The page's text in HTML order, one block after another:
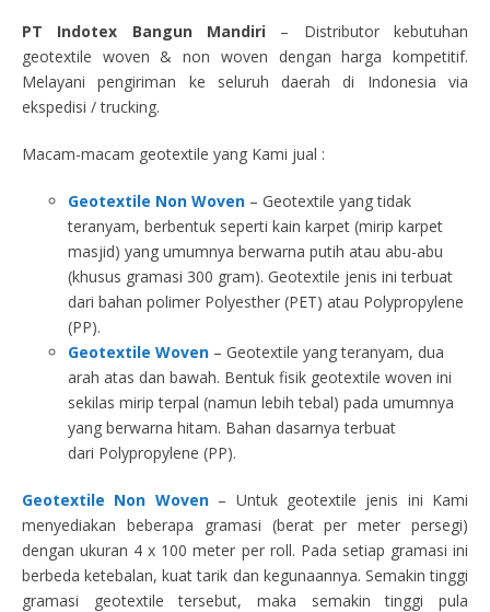
PT Indotex Bangun Mandiri – Distributor kebutuhan
geotextile woven & non woven dengan harga kompetitif.
Melayani pengiriman ke seluruh daerah di Indonesia via
ekspedisi / trucking.
Macam-macam geotextile yang Kami jual :
Geotextile Non Woven – Geotextile yang tidak
teranyam, berbentuk seperti kain karpet (mirip karpet
masjid) yang umumnya berwarna putih atau abu-abu
(khusus gramasi 300 gram). Geotextile jenis ini terbuat
dari bahan polimer Polyesther (PET) atau Polypropylene
(PP).
Geotextile Woven – Geotextile yang teranyam, dua
arah atas dan bawah. Bentuk fisik geotextile woven ini
sekilas mirip terpal (namun lebih tebal) pada umumnya
yang berwarna hitam. Bahan dasarnya terbuat
dari Polypropylene (PP).
Geotextile Non Woven– Untuk geotextile jenis ini Kami
menyediakan beberapa gramasi (berat per meter persegi)
dengan ukuran 4 x 100 meter per roll. Pada setiap gramasi ini
berbeda ketebalan, kuat tarik dan kegunaannya. Semakin tinggi
gramasi geotextile tersebut, maka semakin tinggi pula